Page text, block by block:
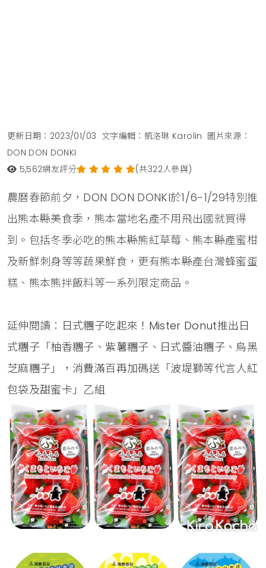
更新日期：2023/01/03 文字編輯：凱洛琳 Karolin 圖片來源：
DON DON DONKI
5,562網友評分 (共322人參與)
農曆春節前夕，DON DON DONKI於1/6-1/29特別推
出熊本縣美食季，熊本當地名產不用飛出國就買得
到。包括冬季必吃的熊本縣熊紅草莓、熊本縣產蜜柑
及新鮮刺身等等蔬果鮮食，更有熊本縣產台灣蜂蜜蛋
糕、熊本熊拌飯料等一系列限定商品。
延伸閱讀： 日式糰子吃起來！Mister Donut推出日
式糰子「柚香糰子、紫薯糰子、日式醬油糰子、烏黑
芝麻糰子」，消費滿百再加碼送「波堤獅等代言人紅
包袋及甜蜜卡」乙組